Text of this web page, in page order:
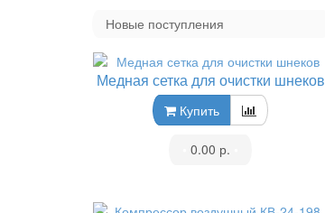
Новые поступления
Медная сетка для очистки шнеков
Купить
0.00 р.